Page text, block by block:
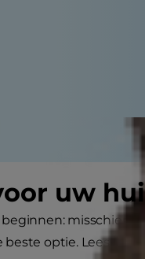
uw
misschien
beste optie. Lees